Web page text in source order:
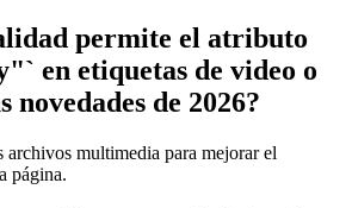
permite el atributo
en etiquetas de video o
novedades de 2026?
archivos multimedia para mejorar el
página.